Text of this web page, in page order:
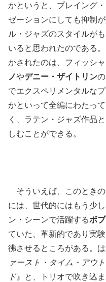
かというと、プレイング
ゼーションにしても抑制
ル・ジャズのスタイルが
いると思われたのである
かされたのは、フィッシ
ノやデニー・ザイトリン
でエクスペリメンタルな
かといって全編にわたっ
く、ラテン・ジャズ作品
しむことができる。
そういえば、このとき
には、世代的にはもう少
ン・シーンで活躍するボ
ていた、革新的であり実
彿させるところがある。
ァースト・タイム・アウト
ド』と、トリオで吹き込